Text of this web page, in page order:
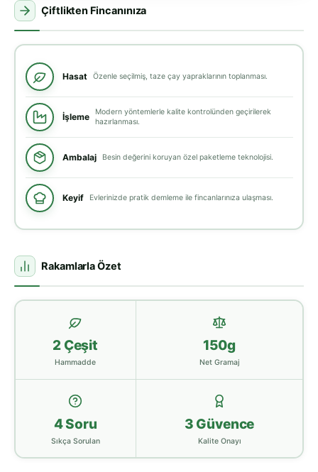
Çiftlikten Fincanınıza
Hasat Özenle seçilmiş, taze çay yapraklarının toplanması.
İşleme
Modern yöntemlerle kalite kontrolünden geçirilerek
hazırlanması.
Ambalaj Besin değerini koruyan özel paketleme teknolojisi.
Keyif Evlerinizde pratik demleme ile fincanlarınıza ulaşması.
Rakamlarla Özet
2 Çeşit
Hammadde
150g
Net Gramaj
4 Soru
Sıkça Sorulan
3 Güvence
Kalite Onayı